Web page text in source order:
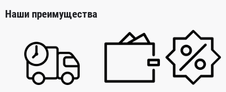
Наши преимущества